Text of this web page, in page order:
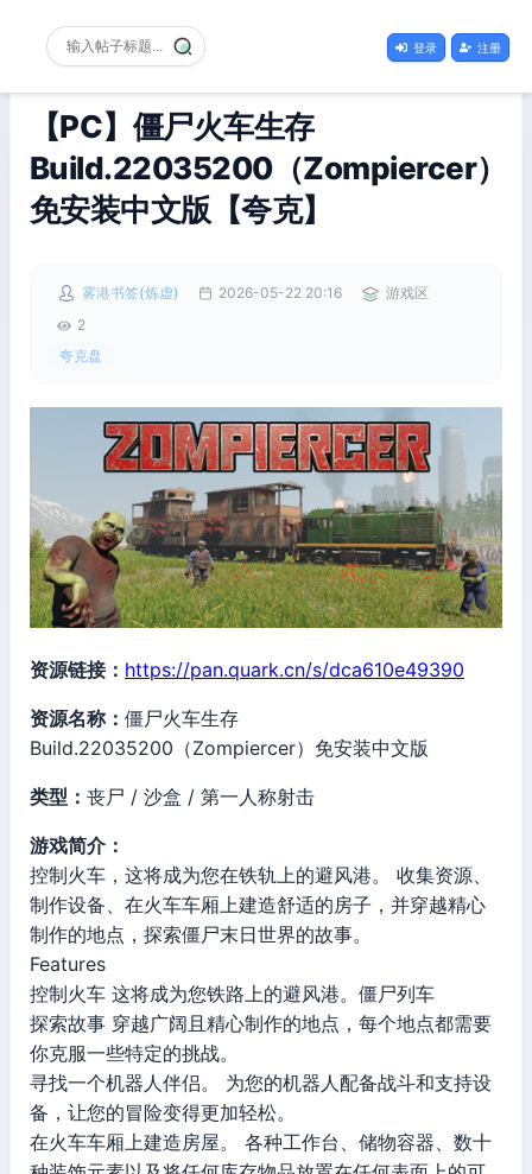
登录 注册
【PC】僵尸火车生存
Build.22035200（Zompiercer）
免安装中文版【夸克】
雾港书签(炼虚) 2026-05-22 20:16
游戏区
2
夸克盘
资源链接： https://pan.quark.cn/s/dca610e49390
资源名称： 僵尸火车生存
Build.22035200（Zompiercer）免安装中文版
类型： 丧尸 / 沙盒 / 第一人称射击
游戏简介：
控制火车，这将成为您在铁轨上的避风港。 收集资源、
制作设备、在火车车厢上建造舒适的房子，并穿越精心
制作的地点，探索僵尸末日世界的故事。
Features
控制火车 这将成为您铁路上的避风港。僵尸列车
探索故事 穿越广阔且精心制作的地点，每个地点都需要
你克服一些特定的挑战。
寻找一个机器人伴侣。 为您的机器人配备战斗和支持设
备，让您的冒险变得更加轻松。
在火车车厢上建造房屋。 各种工作台、储物容器、数十